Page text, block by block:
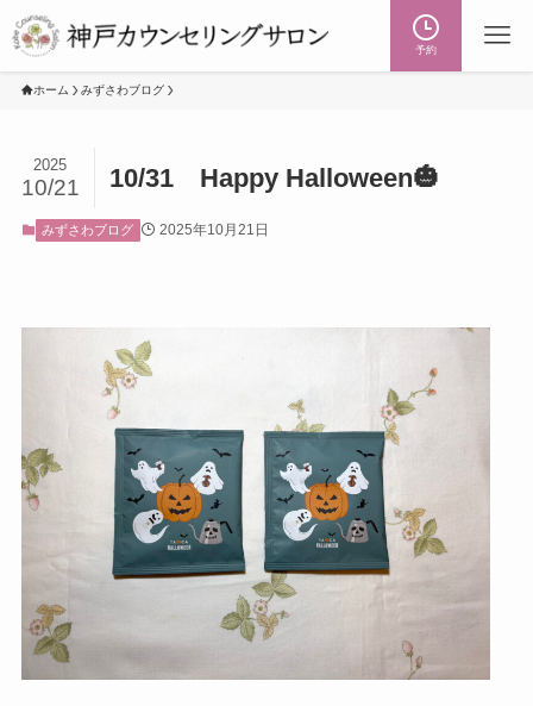
予約
ホーム みずさわブログ
10/31 Happy Halloween🎃
2025
10/21
みずさわブログ 2025年10月21日